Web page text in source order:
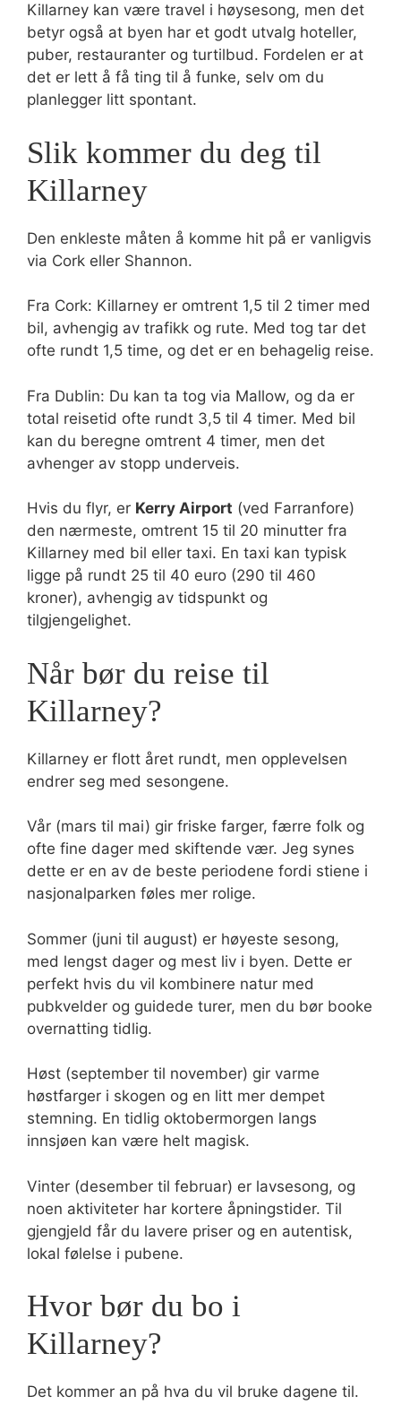
Killarney kan være travel i høysesong, men det
betyr også at byen har et godt utvalg hoteller,
puber, restauranter og turtilbud. Fordelen er at
det er lett å få ting til å funke, selv om du
planlegger litt spontant.
Slik kommer du deg til
Killarney
Den enkleste måten å komme hit på er vanligvis
via Cork eller Shannon.
Fra Cork: Killarney er omtrent 1,5 til 2 timer med
bil, avhengig av trafikk og rute. Med tog tar det
ofte rundt 1,5 time, og det er en behagelig reise.
Fra Dublin: Du kan ta tog via Mallow, og da er
total reisetid ofte rundt 3,5 til 4 timer. Med bil
kan du beregne omtrent 4 timer, men det
avhenger av stopp underveis.
Hvis du flyr, er Kerry Airport (ved Farranfore)
den nærmeste, omtrent 15 til 20 minutter fra
Killarney med bil eller taxi. En taxi kan typisk
ligge på rundt 25 til 40 euro (290 til 460
kroner), avhengig av tidspunkt og
tilgjengelighet.
Når bør du reise til
Killarney?
Killarney er flott året rundt, men opplevelsen
endrer seg med sesongene.
Vår (mars til mai) gir friske farger, færre folk og
ofte fine dager med skiftende vær. Jeg synes
dette er en av de beste periodene fordi stiene i
nasjonalparken føles mer rolige.
Sommer (juni til august) er høyeste sesong,
med lengst dager og mest liv i byen. Dette er
perfekt hvis du vil kombinere natur med
pubkvelder og guidede turer, men du bør booke
overnatting tidlig.
Høst (september til november) gir varme
høstfarger i skogen og en litt mer dempet
stemning. En tidlig oktobermorgen langs
innsjøen kan være helt magisk.
Vinter (desember til februar) er lavsesong, og
noen aktiviteter har kortere åpningstider. Til
gjengjeld får du lavere priser og en autentisk,
lokal følelse i pubene.
Hvor bør du bo i
Killarney?
Det kommer an på hva du vil bruke dagene til.